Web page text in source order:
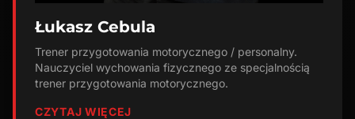
Łukasz Cebula
Trener przygotowania motorycznego / personalny.
Nauczyciel wychowania fizycznego ze specjalnością
trener przygotowania motorycznego.
CZYTAJ WIĘCEJ